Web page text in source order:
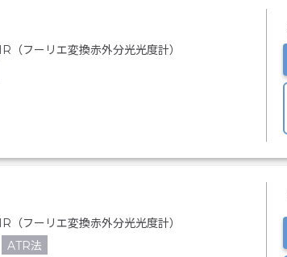
（フーリエ変換赤外分光光度計）
（フーリエ変換赤外分光光度計）
ATR法